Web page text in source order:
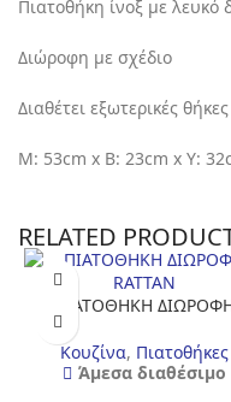
Πιατοθήκη ίνοξ με λευκό
Διώροφη με σχέδιο
Διαθέτει εξωτερικές
Μ: 53cm x Β: 23cm x Υ:
RELATED
ΠΙΑΤΟΘΗΚΗ
Κουζίνα, Πιατοθήκες
Άμεσα διαθέσιμο